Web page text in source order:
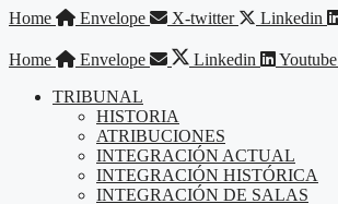
Saltar
contenido
Home Envelope X-twitter Linkedin
Home Envelope Linkedin
Youtube
TRIBUNAL
HISTORIA
ATRIBUCIONES
INTEGRACIÓN ACTUAL
INTEGRACIÓN HISTÓRICA
INTEGRACIÓN DE SALAS